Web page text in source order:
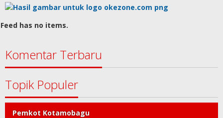
Feed has no items.
Komentar Terbaru
Topik Populer
Pemkot Kotamobagu